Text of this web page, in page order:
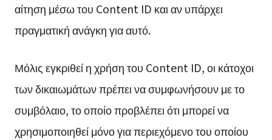
αίτηση μέσω του Content ID και αν υπάρχει
πραγματική ανάγκη για αυτό.
Μόλις εγκριθεί η χρήση του Content ID, οι κάτοχοι
των δικαιωμάτων πρέπει να συμφωνήσουν με το
συμβόλαιο, το οποίο προβλέπει ότι μπορεί να
χρησιμοποιηθεί μόνο για περιεχόμενο του οποίου